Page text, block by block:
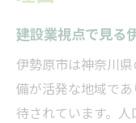
建設業視点で見る
伊勢原市は神奈川
備が活発な地域で
待されています。